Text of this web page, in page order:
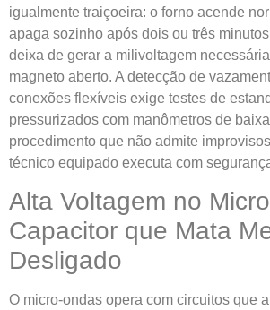
igualmente traiçoeira: o forno acende
apaga sozinho após dois ou três
deixa de gerar a milivoltagem
magneto aberto. A detecção de
conexões flexíveis exige testes de
pressurizados com manômetros de
procedimento que não admite
técnico equipado executa com
Alta Voltagem no
Capacitor que Mata
Desligado
O micro-ondas opera com circuitos que